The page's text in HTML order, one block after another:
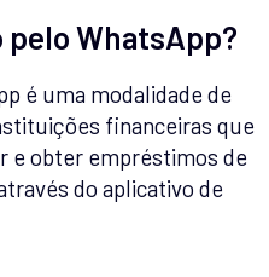
pelo WhatsApp?
é uma modalidade de
financeiras que
e obter empréstimos de
do aplicativo de